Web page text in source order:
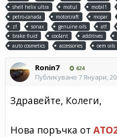
shell helix ultra
motul mobil1
petro-canada
motorcraft mopar
zf
sonax genuine oils atf
brake fluid
coolant additives
auto cosmetics
accessories oem oils
Ronin7 424
Публикувано 7 Януари,
Здравейте, Колеги,
Нова поръчка от